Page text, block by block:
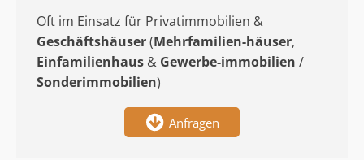
Oft im Einsatz für Privatimmobilien &
Geschäftshäuser(Mehrfamilien-häuser,
Einfamilienhaus & Gewerbe-immobilien /
Sonderimmobilien)
Anfragen